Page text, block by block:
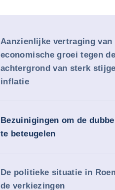
Aanzienlijke vertraging van
economische groei tegen de
achtergrond van sterk
inflatie
Bezuinigingen om de
te beteugelen
De politieke situatie in
de verkiezingen